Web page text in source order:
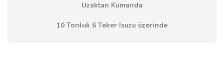
Uzaktan Kumanda
10 Tonluk 6 Teker Isuzu üzerinde